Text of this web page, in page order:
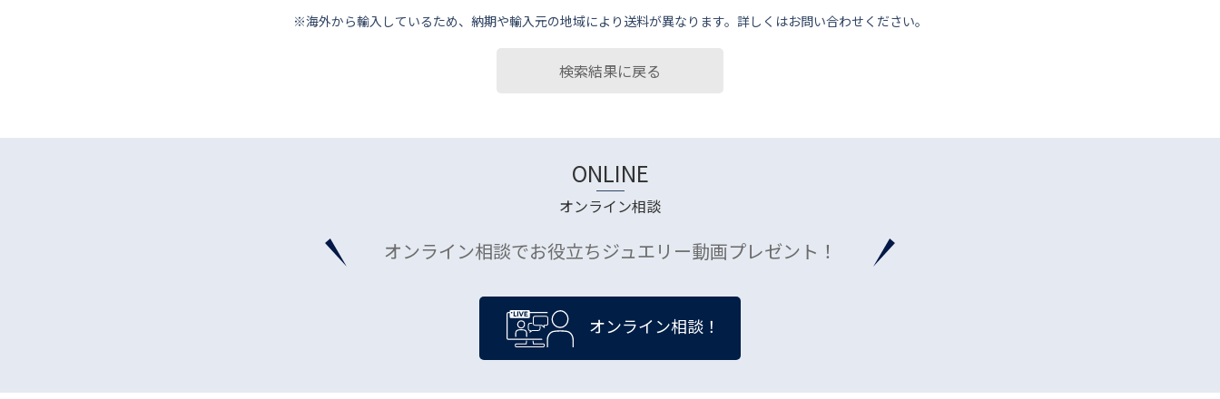
※海外から輸⼊しているため、納期や輸⼊元の地域により送料が異なります。詳しくはお問い合わせください。
検索結果に戻る
ONLINE
オンライン相談
オンライン相談でお役立ちジュエリー動画プレゼント！
オンライン相談！